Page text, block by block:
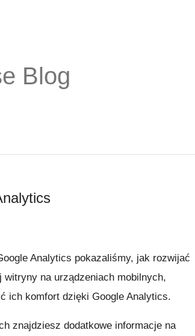
Blog
Analytics pokazaliśmy, jak rozwijać
witryny na urządzeniach mobilnych,
ich komfort dzięki Google Analytics.
znajdziesz dodatkowe informacje na